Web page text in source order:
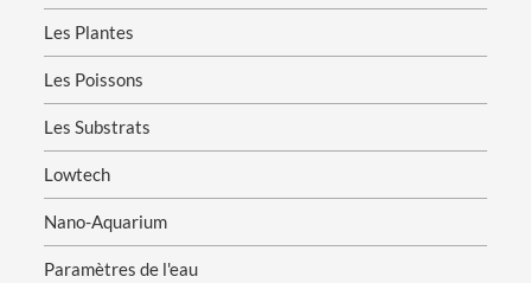
Les Plantes
Les Poissons
Les Substrats
Lowtech
Nano-Aquarium
Paramètres de l'eau